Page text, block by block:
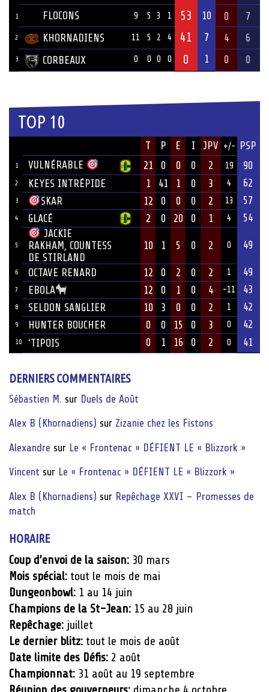
1 FLOCONS 9 5 3 1 53 10 0 7
2 KHORNADIENS 11 5 2 4 41 7 4 6
3 CORBEAUX 0 0 0 0 0 1 0 0
TOP 10
T P E I JPV +/- PSP
1 VULNÉRABLE 21 0 0 0 2 19 90
2 KEYES INTRÉPIDE 1 41 1 0 3 4 62
3 SKAR 12 0 0 0 2 13 57
4 GLACÉ 2 0 20 0 1 4 54
5
JACKIE
RAKHAM, COUNTESS
DE STIRLAND
10 1 5 0 2 0 49
6 OCTAVE RENARD 12 0 2 0 2 1 49
7 EBOLA 12 0 1 0 4 -11 43
8 SELDON SANGLIER 10 3 0 0 2 1 42
9 HUNTER BOUCHER 0 0 15 0 3 0 42
10 ‘TIPOIS 0 1 16 0 2 0 41
DERNIERS COMMENTAIRES
Sébastien M. sur Duels de Août
Alex B (Khornadiens) sur Zizanie chez les Fistons
Alexandre sur Le « Frontenac » DÉFIENT LE « Blizzork »
Vincent sur Le « Frontenac » DÉFIENT LE « Blizzork »
Alex B (Khornadiens) sur Repêchage XXVI – Promesses de
match
HORAIRE
Coup d’envoi de la saison: 30 mars
Mois spécial: tout le mois de mai
Dungeonbowl: 1 au 14 juin
Champions de la St-Jean: 15 au 28 juin
Repêchage: juillet
Le dernier blitz: tout le mois de août
Date limite des Défis: 2 août
Championnat: 31 août au 19 septembre